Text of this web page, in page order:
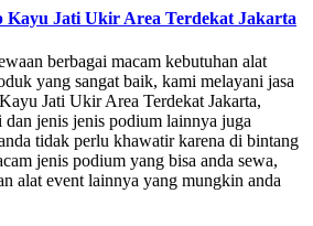
Kayu Jati Ukir Area Terdekat Jakarta
berbagai macam kebutuhan alat
yang sangat baik, kami melayani jasa
Jati Ukir Area Terdekat Jakarta,
jenis jenis podium lainnya juga
tidak perlu khawatir karena di bintang
jenis podium yang bisa anda sewa,
alat event lainnya yang mungkin anda